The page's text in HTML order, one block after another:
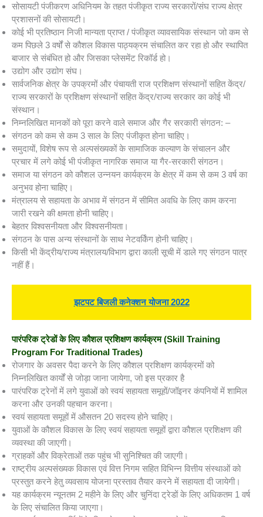
सोसायटी पंजीकरण अधिनियम के तहत पंजीकृत राज्य सरकारों/संघ राज्य क्षेत्र
प्रशासनों की सोसायटी।
कोई भी प्रतिष्ठान निजी मान्यता प्राप्त / पंजीकृत व्यावसायिक संस्थान जो कम से
कम पिछले 3 वर्षों से कौशल विकास पाठ्यक्रम संचालित कर रहा हो और स्थापित
बाजार से संबंधित हो और जिसका प्लेसमेंट रिकॉर्ड हो।
उद्योग और उद्योग संघ।
सार्वजनिक क्षेत्र के उपक्रमों और पंचायती राज प्रशिक्षण संस्थानों सहित केंद्र/
राज्य सरकारों के प्रशिक्षण संस्थानों सहित केंद्र/राज्य सरकार का कोई भी
संस्थान।
निम्नलिखित मानकों को पूरा करने वाले समाज और गैर सरकारी संगठन: –
संगठन को कम से कम 3 साल के लिए पंजीकृत होना चाहिए।
समुदायों, विशेष रूप से अल्पसंख्यकों के सामाजिक कल्याण के संचालन और
प्रचार में लगे कोई भी पंजीकृत नागरिक समाज या गैर-सरकारी संगठन।
समाज या संगठन को कौशल उन्नयन कार्यक्रम के क्षेत्र में कम से कम 3 वर्ष का
अनुभव होना चाहिए।
मंत्रालय से सहायता के अभाव में संगठन में सीमित अवधि के लिए काम करना
जारी रखने की क्षमता होनी चाहिए।
बेहतर विश्वसनीयता और विश्वसनीयता।
संगठन के पास अन्य संस्थानों के साथ नेटवर्किंग होनी चाहिए।
किसी भी केंद्रीय/राज्य मंत्रालय/विभाग द्वारा काली सूची में डाले गए संगठन पात्र
नहीं हैं।
झटपट बिजली कनेक्शन योजना 2022
पारंपरिक ट्रेडों के लिए कौशल प्रशिक्षण कार्यक्रम(Skill Training
Program For Traditional Trades)
रोजगार के अवसर पैदा करने के लिए कौशल प्रशिक्षण कार्यक्रमों को
निम्नलिखित कार्यों से जोड़ा जाना जायेगा, जो इस प्रकार है
पारंपरिक ट्रेनों में लगे युवाओं को स्वयं सहायता समूहों/जॉइनर कंपनियों में शामिल
करना और उनकी पहचान करना।
स्वयं सहायता समूहों में औसतन 20 सदस्य होने चाहिए।
युवाओं के कौशल विकास के लिए स्वयं सहायता समूहों द्वारा कौशल प्रशिक्षण की
व्यवस्था की जाएगी।
ग्राहकों और विक्रेताओं तक पहुंच भी सुनिश्चित की जाएगी।
राष्ट्रीय अल्पसंख्यक विकास एवं वित्त निगम सहित विभिन्न वित्तीय संस्थाओं को
प्रस्तुत करने हेतु व्यवसाय योजना प्रस्ताव तैयार करने में सहायता दी जायेगी।
यह कार्यक्रम न्यूनतम 2 महीने के लिए और चुनिंदा ट्रेडों के लिए अधिकतम 1 वर्ष
के लिए संचालित किया जाएगा।